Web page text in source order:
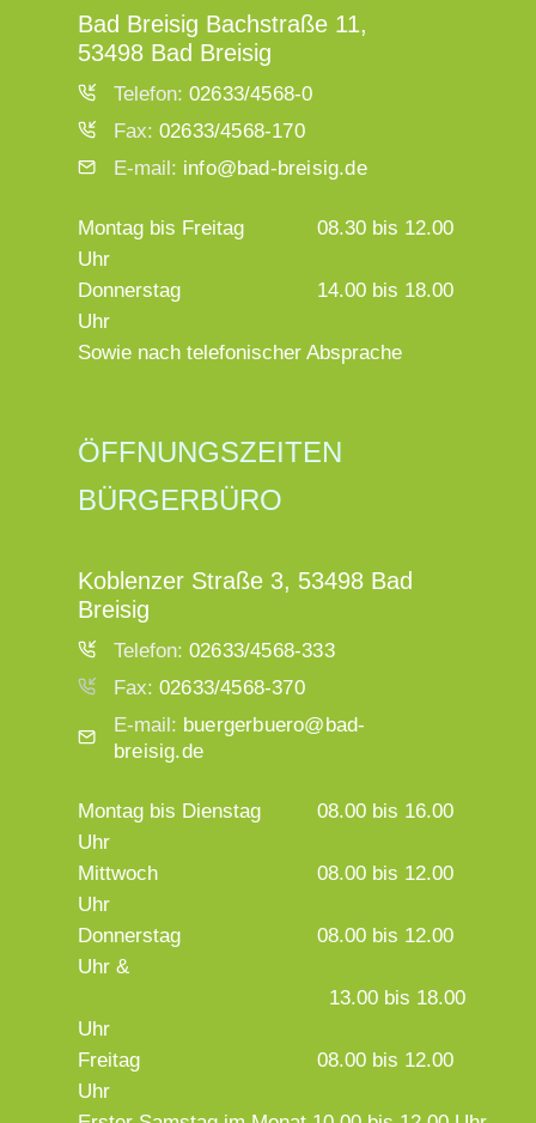
Bad Breisig Bachstraße 11,
53498 Bad Breisig
Telefon: 02633/4568-0
Fax: 02633/4568-170
E-mail: info@bad-breisig.de
Montag bis Freitag
08.30 bis 12.00
Uhr
Donnerstag
14.00 bis 18.00
Uhr
Sowie nach telefonischer Absprache
ÖFFNUNGSZEITEN
BÜRGERBÜRO
Koblenzer Straße 3, 53498 Bad
Breisig
Telefon: 02633/4568-333
Fax: 02633/4568-370
E-mail: buergerbuero@bad-
breisig.de
Montag bis Dienstag
08.00 bis 16.00
Uhr
Mittwoch
08.00 bis 12.00
Uhr
Donnerstag
08.00 bis 12.00
Uhr &
13.00 bis 18.00
Uhr
Freitag
08.00 bis 12.00
Uhr